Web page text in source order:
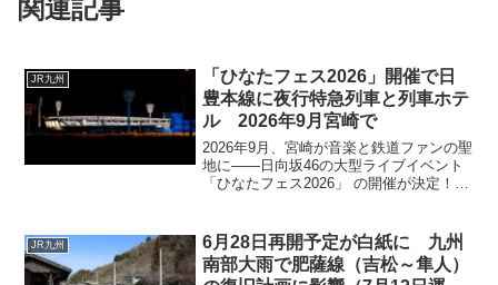
関連記事
JR九州
「ひなたフェス2026」開催で日
豊本線に夜行特急列車と列車ホテ
ル 2026年9月宮崎で
2026年9月、宮崎が音楽と鉄道ファンの聖
地に――日向坂46の大型ライブイベント
「ひなたフェス2026」 の開催が決定！そ
行を発表。これまでにない “列車×フェ
ス...
JR九州
6月28日再開予定が白紙に 九州
南部大雨で肥薩線（吉松～隼人）